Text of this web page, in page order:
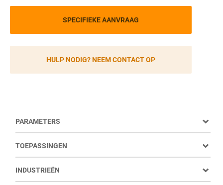
SPECIFIEKE AANVRAAG
HULP NODIG? NEEM CONTACT OP
PARAMETERS
TOEPASSINGEN
INDUSTRIEËN